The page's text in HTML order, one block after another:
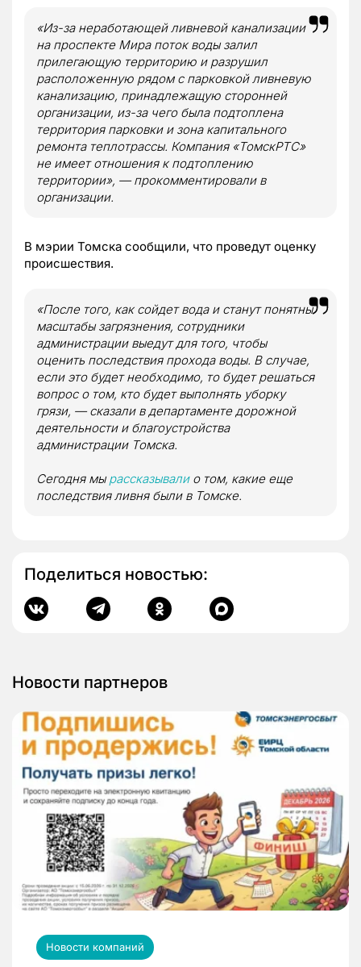
«Из-за неработающей ливневой канализации
на проспекте Мира поток воды залил
прилегающую территорию и разрушил
расположенную рядом с парковкой ливневую
канализацию, принадлежащую сторонней
организации, из-за чего была подтоплена
территория парковки и зона капитального
ремонта теплотрассы. Компания «ТомскРТС»
не имеет отношения к подтоплению
территории», — прокомментировали в
организации.
В мэрии Томска сообщили, что проведут оценку
происшествия.
«После того, как сойдет вода и станут понятны
масштабы загрязнения, сотрудники
администрации выедут для того, чтобы
оценить последствия прохода воды. В случае,
если это будет необходимо, то будет решаться
вопрос о том, кто будет выполнять уборку
грязи, — сказали в департаменте дорожной
деятельности и благоустройства
администрации Томска.
Сегодня мырассказывалио том, какие еще
последствия ливня были в Томске.
Поделиться новостью:
Новости партнеров
Новости компаний